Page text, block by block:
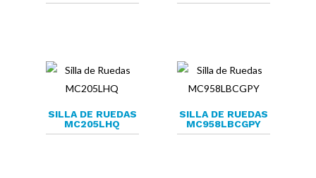
SILLA DE RUEDAS
MC205LHQ
SILLA DE RUEDAS
MC958LBCGPY